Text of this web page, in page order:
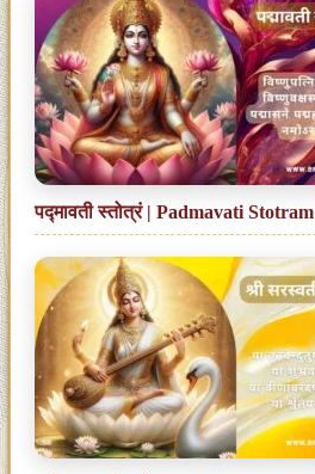
पद्मावती स्तोत्रं | Padmavati Stotram